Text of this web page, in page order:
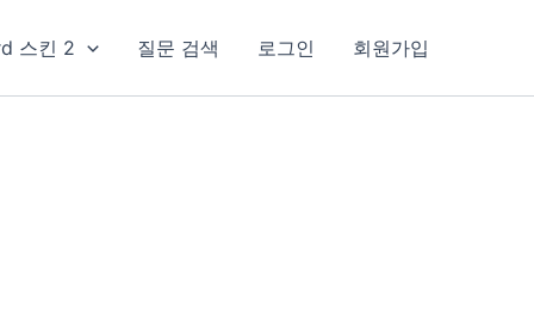
스킨 2 질문 검색 로그인 회원가입